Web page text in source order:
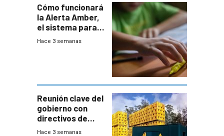
Cómo funcionará
la Alerta Amber,
el sistema para
la búsqueda
Hace 3 semanas
Reunión clave del
gobierno con
directivos de
Fábricas
Hace 3 semanas